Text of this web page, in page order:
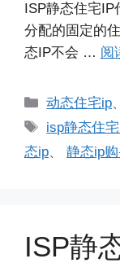
ISP静态住宅IP
分配的固定的
态IP不会 … 阅
分
类
动态住宅ip
标
签
isp静态住
态ip、 静态ip
ISP静